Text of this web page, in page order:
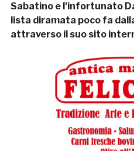
Sabatino e l'infortunato
lista diramata poco fa
attraverso il suo sito